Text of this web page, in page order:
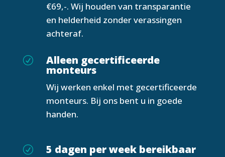
€69,-. Wij houden van transparantie
en helderheid zonder verassingen
achteraf.
R Alleen gecertificeerde
monteurs
Wij werken enkel met gecertificeerde
monteurs. Bij ons bent u in goede
handen.
R 5 dagen per week bereikbaar